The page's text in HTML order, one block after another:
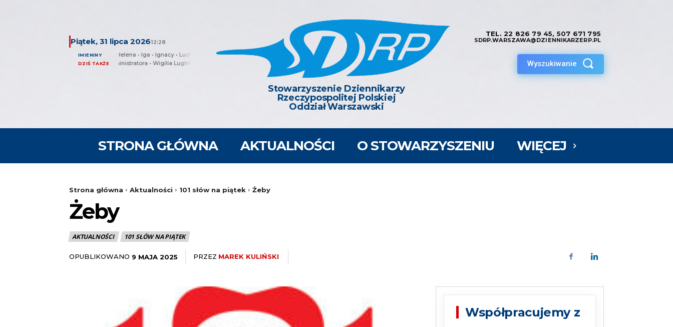
Piątek, 31 lipca 202612:28
IMIENINY
Emilian • Helena • Iga • Ignacy • Ludomir Emilian • Helena • Iga • Ignacy • Ludomir
DZIŚ TAKŻE
Dzień Administratora • Wigilia Lughnasadh Dzień Administratora • Wigilia Lughnasadh
TEL. 22 826 79 45, 507 671 795
SDRP.WARSZAWA@DZIENNIKARZERP.PL
Wyszukiwanie
STRONA GŁÓWNA AKTUALNOŚCI O STOWARZYSZENIU WIĘCEJ
Strona główna Aktualności 101 słów na piątek Żeby
Żeby
AKTUALNOŚCI 101 SŁÓW NA PIĄTEK
OPUBLIKOWANO 9 MAJA 2025 PRZEZ MAREK KULIŃSKI
Współpracujemy z